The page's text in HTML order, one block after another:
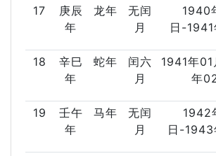
17
庚辰
年
龙年
无闰
月
1940
日-
18
辛巳
年
蛇年
闰六
月
1941年
年
19
壬午
年
马年
无闰
月
1942
日-